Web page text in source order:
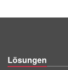
Lösungen